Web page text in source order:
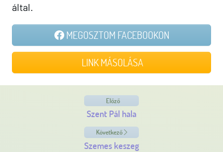
által.
MEGOSZTOM FACEBOOKON
LINK MÁSOLÁSA
Előző
Szent Pál hala
Következő
Szemes keszeg